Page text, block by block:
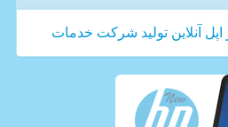
اپل آنلاین تولید شركت خدمات